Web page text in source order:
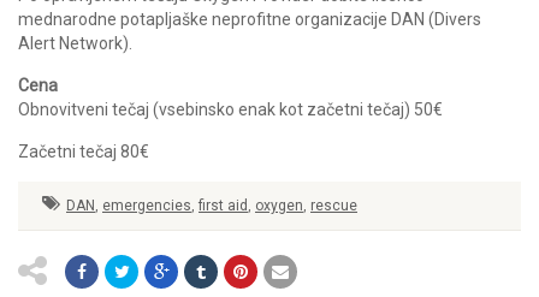
mednarodne potapljaške neprofitne organizacije DAN (Divers
Alert Network).
Cena
Obnovitveni tečaj (vsebinsko enak kot začetni tečaj) 50€
Začetni tečaj 80€
DAN , emergencies, first aid , oxygen, rescue